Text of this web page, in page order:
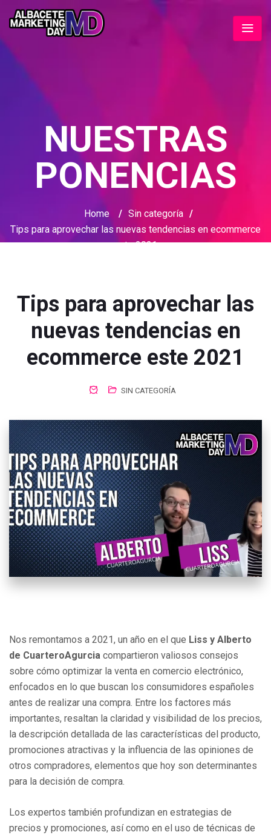
NUESTRAS
PONENCIAS
Home / Sin categoría /
Tips para aprovechar las nuevas tendencias en ecommerce
este 2021
Tips para aprovechar las
nuevas tendencias en
ecommerce este 2021
SIN CATEGORÍA
Nos remontamos a 2021, un año en el que Liss y Alberto
de CuarteroAgurcia compartieron valiosos consejos
sobre cómo optimizar la venta en comercio electrónico,
enfocados en lo que buscan los consumidores españoles
antes de realizar una compra. Entre los factores más
importantes, resaltan la claridad y visibilidad de los precios,
la descripción detallada de las características del producto,
promociones atractivas y la influencia de las opiniones de
otros compradores, elementos que hoy son determinantes
para la decisión de compra.
Los expertos también profundizan en estrategias de
precios y promociones, así como en el uso de técnicas de